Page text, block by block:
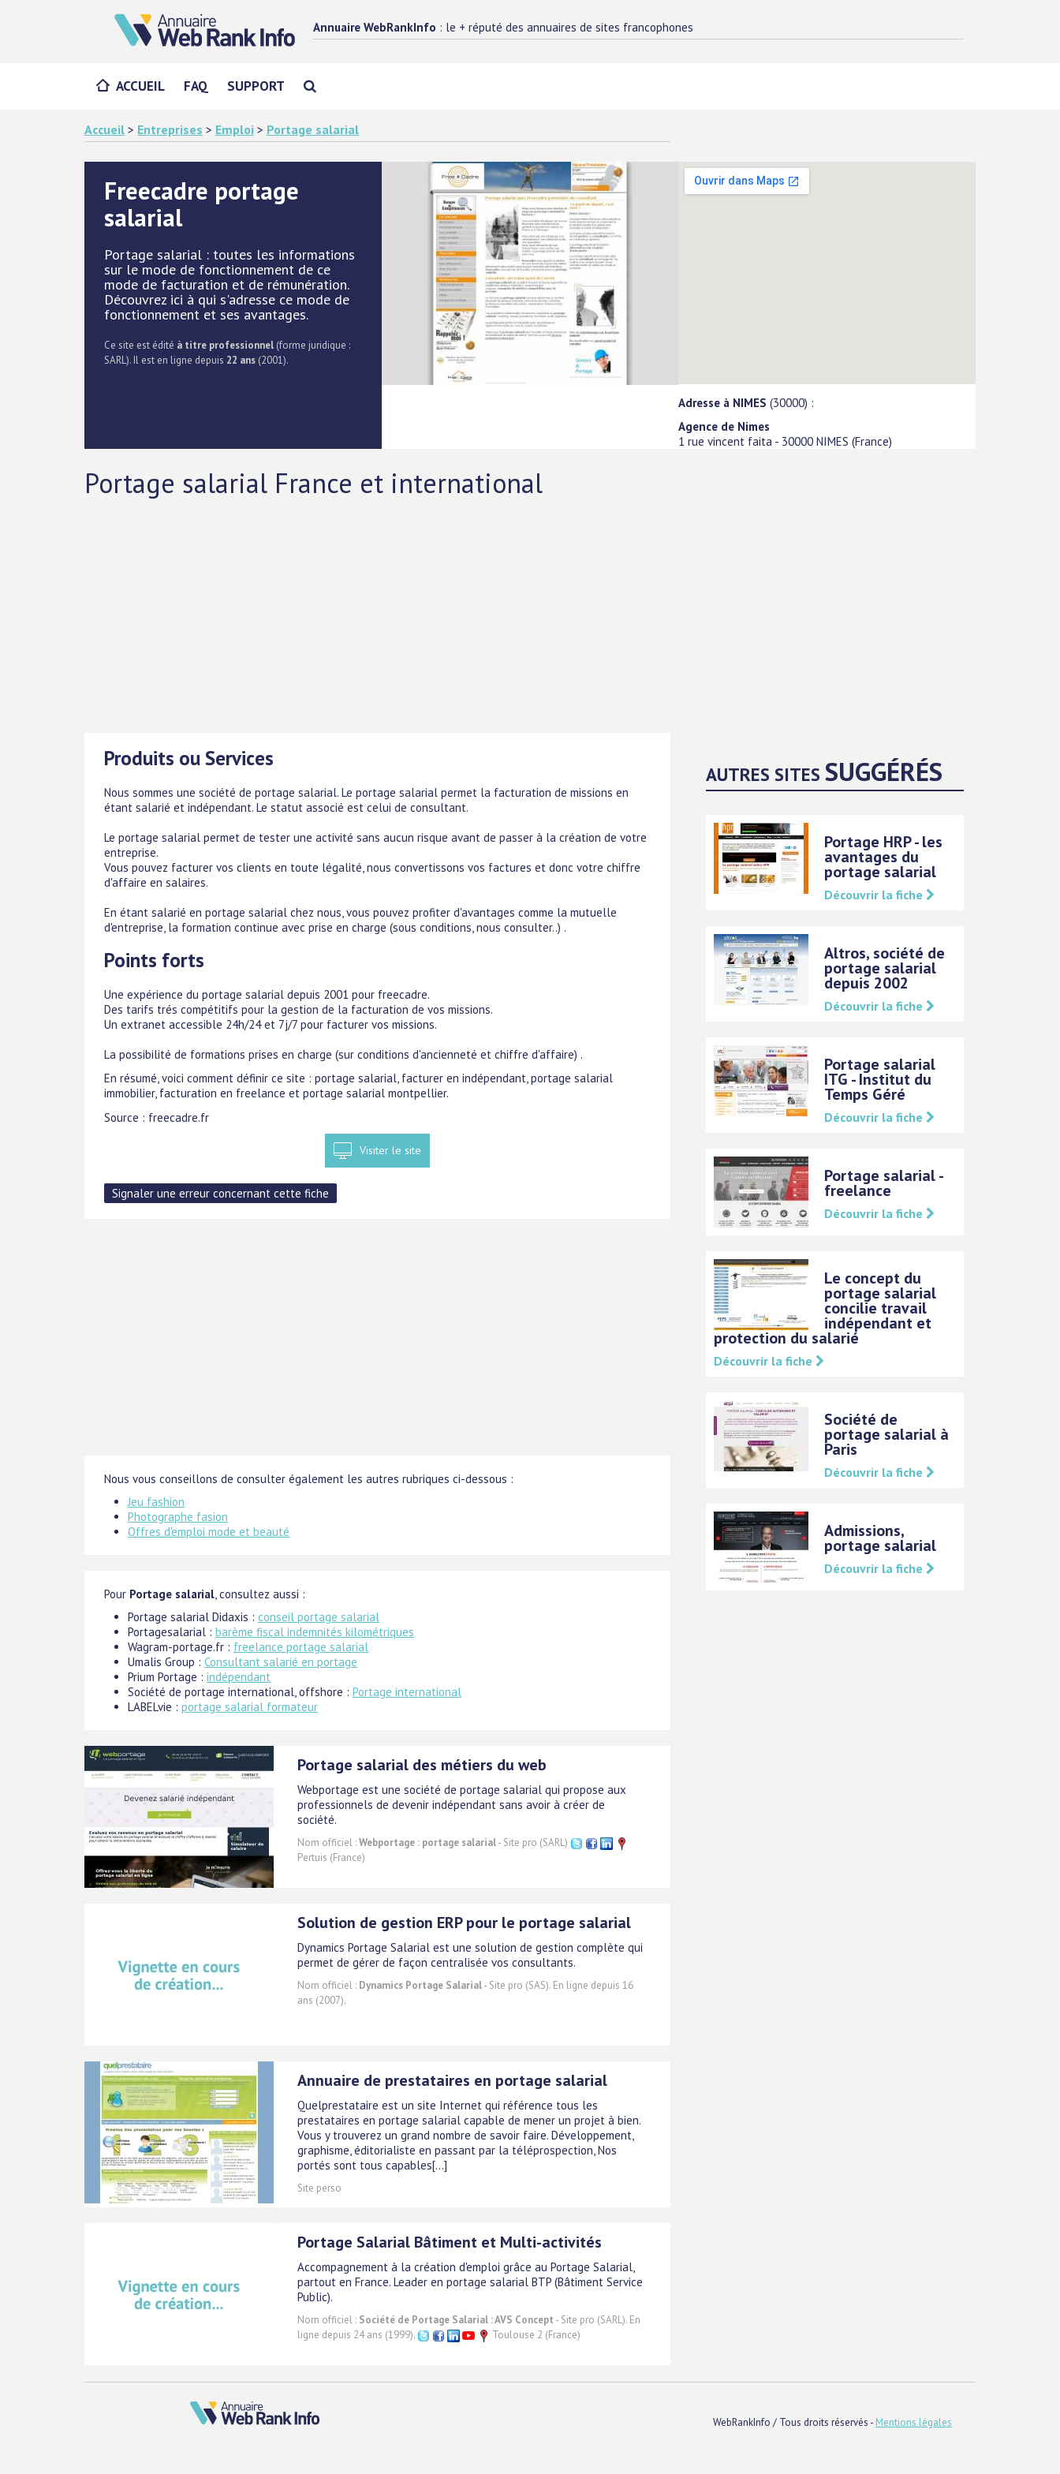
Annuaire WebRankInfo : le + réputé des annuaires de sites francophones
ACCUEIL FAQ SUPPORT
Accueil > Entreprises > Emploi > Portage salarial
Freecadre portage
salarial
Portage salarial : toutes les informations
sur le mode de fonctionnement de ce
mode de facturation et de rémunération.
Découvrez ici à qui s'adresse ce mode de
fonctionnement et ses avantages.
Ce site est édité à titre professionnel (forme juridique :
SARL). Il est en ligne depuis 22 ans (2001).
Adresse à NIMES (30000) :
Agence de Nimes
1 rue vincent faita - 30000 NIMES (France)
Portage salarial France et international
Produits ou Services
Nous sommes une société de portage salarial. Le portage salarial permet la facturation de missions en
étant salarié et indépendant. Le statut associé est celui de consultant.
Le portage salarial permet de tester une activité sans aucun risque avant de passer à la création de votre
entreprise.
Vous pouvez facturer vos clients en toute légalité, nous convertissons vos factures et donc votre chiffre
d'affaire en salaires.
En étant salarié en portage salarial chez nous, vous pouvez profiter d'avantages comme la mutuelle
d'entreprise, la formation continue avec prise en charge (sous conditions, nous consulter..) .
Points forts
Une expérience du portage salarial depuis 2001 pour freecadre.
Des tarifs trés compétitifs pour la gestion de la facturation de vos missions.
Un extranet accessible 24h/24 et 7j/7 pour facturer vos missions.
La possibilité de formations prises en charge (sur conditions d'ancienneté et chiffre d'affaire) .
En résumé, voici comment définir ce site : portage salarial, facturer en indépendant, portage salarial
immobilier, facturation en freelance et portage salarial montpellier.
Source : freecadre.fr
Visiter le site
Nous vous conseillons de consulter également les autres rubriques ci-dessous :
Jeu fashion
Photographe fasion
Offres d'emploi mode et beauté
Pour Portage salarial , consultez aussi :
Portage salarial Didaxis : conseil portage salarial
Portagesalarial : barème fiscal indemnités kilométriques
Wagram-portage.fr : freelance portage salarial
Umalis Group : Consultant salarié en portage
Prium Portage : indépendant
Société de portage international, offshore : Portage international
LABELvie : portage salarial formateur
Portage salarial des métiers du web
Webportage est une société de portage salarial qui propose aux
professionnels de devenir indépendant sans avoir à créer de
société.
Nom officiel :Webportage : portage salarial- Site pro (SARL)
Pertuis (France)
Solution de gestion ERP pour le portage salarial
Dynamics Portage Salarial est une solution de gestion complète qui
permet de gérer de façon centralisée vos consultants.
Nom officiel : Dynamics Portage Salarial- Site pro (SAS). En ligne depuis 16
ans (2007).
Annuaire de prestataires en portage salarial
Quelprestataire est un site Internet qui référence tous les
prestataires en portage salarial capable de mener un projet à bien.
Vous y trouverez un grand nombre de savoir faire. Développement,
graphisme, éditorialiste en passant par la téléprospection, Nos
portés sont tous capables[...]
Site perso
Portage Salarial Bâtiment et Multi-activités
Accompagnement à la création d'emploi grâce au Portage Salarial,
partout en France. Leader en portage salarial BTP (Bâtiment Service
Public).
Nom officiel : Société de Portage Salarial : AVS Concept - Site pro (SARL). En
ligne depuis 24 ans (1999).
Toulouse 2 (France)
AUTRES SITESSUGGÉRÉS
Portage HRP - les
avantages du
portage salarial
Découvrir la fiche
Altros, société de
portage salarial
depuis 2002
Découvrir la fiche
Portage salarial
ITG - Institut du
Temps Géré
Découvrir la fiche
Portage salarial -
freelance
Découvrir la fiche
Le concept du
portage salarial
concilie travail
indépendant et
protection du salarié
Découvrir la fiche
Société de
portage salarial à
Paris
Découvrir la fiche
Admissions,
portage salarial
Découvrir la fiche
WebRankInfo / Tous droits réservés - Mentions légales